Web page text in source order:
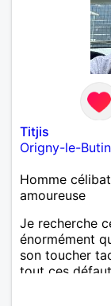
Titjis
Origny-le-Butin
Homme
amoureuse
Je recherche
énormément
son toucher
tout ces